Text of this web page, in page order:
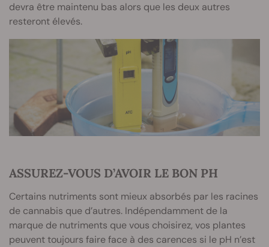
devra être maintenu bas alors que les deux autres
resteront élevés.
ASSUREZ-VOUS D’AVOIR LE BON PH
Certains nutriments sont mieux absorbés par les racines
de cannabis que d’autres. Indépendamment de la
marque de nutriments que vous choisirez, vos plantes
peuvent toujours faire face à des carences si le pH n’est